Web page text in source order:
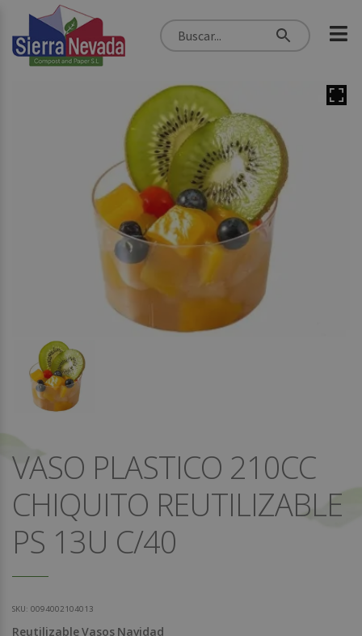
VASO PLASTICO 210CC
CHIQUITO REUTILIZABLE
PS 13U C/40
SKU: 0094002104013
ReutilizableVasos Navidad